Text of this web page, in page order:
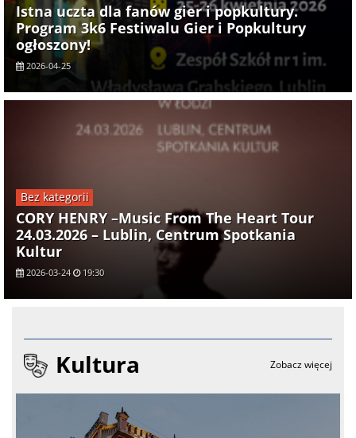
Istna uczta dla fanów gier i popkultury.
Program 3k6 Festiwalu Gier i Popkultury
ogłoszony!
2026-04-25
Bez kategorii
CORY HENRY –Music From The Heart Tour
24.03.2026 – Lublin, Centrum Spotkania
Kultur
2026-03-24 19:30
Kultura Zobacz więcej